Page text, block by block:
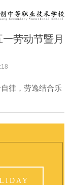
劳动节暨月
律，劳逸结合乐